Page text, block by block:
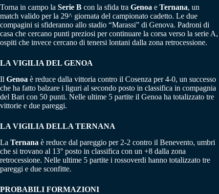
Torna in campo la Serie B con la sfida tra Genoa e Ternana, un
match valido per la 29^ giornata del campionato cadetto. Le due
compagini si sfideranno allo stadio “Marassi” di Genova. Padroni di
casa che cercano punti preziosi per continuare la corsa verso la serie A,
ospiti che invece cercano di tenersi lontani dalla zona retrocessione.
LA VIGILIA DEL GENOA
Il Genoa è reduce dalla vittoria contro il Cosenza per 4-0, un successo
che ha fatto balzare i liguri al secondo posto in classifica in compagnia
del Bari con 50 punti. Nelle ultime 5 partite il Genoa ha totalizzato tre
vittorie e due pareggi.
LA VIGILIA DELLA TERNANA
La Ternana è reduce dal pareggio per 2-2 contro il Benevento, umbri
che si trovano al 13° posto in classifica con un +8 dalla zona
retrocessione. Nelle ultime 5 partite i rossoverdi hanno totalizzato tre
pareggi e due sconfitte.
PROBABILI FORMAZIONI